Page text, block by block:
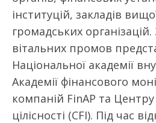
інституцій, закладів
громадських
вітальних промов
Національної академії
Академії фінансового
компаній FinAP та Центру
цілісності (CFI). Під час